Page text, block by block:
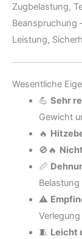
Zugbelastung,
Beanspruchung
Leistung,
Wesentliche
💪 Sehr
Gewicht
🔥
🚫🔥
📏
Belastung
⚠️
🧵 Leicht